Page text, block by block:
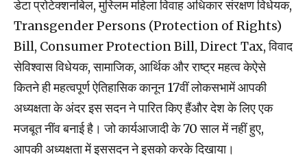
डेटा प्रोटेक्‍शनबिल, मुस्लिम महिला विवाह अधिकार संरक्षण विधेयक,
Transgender Persons (Protection of Rights)
Bill, Consumer Protection Bill, Direct Tax, विवाद
सेविश्वास विधेयक, सामाजिक, आर्थिक और राष्‍ट्र महत्‍व केऐसे
कितने ही महत्‍वपूर्ण ऐतिहासिक कानून 17वीं लोकसभामें आपकी
अध्यक्षता के अंदर इस सदन ने पारित किए हैंऔर देश के लिए एक
मजबूत नींव बनाई है। जो कार्यआजादी के 70 साल में नहीं हुए,
आपकी अध्‍यक्षता में इससदन ने इसको करके दिखाया।